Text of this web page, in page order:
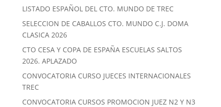
LISTADO ESPAÑOL DEL CTO. MUNDO DE TREC
SELECCION DE CABALLOS CTO. MUNDO C.J. DOMA
CLASICA 2026
CTO CESA Y COPA DE ESPAÑA ESCUELAS SALTOS
2026. APLAZADO
CONVOCATORIA CURSO JUECES INTERNACIONALES
TREC
CONVOCATORIA CURSOS PROMOCION JUEZ N2 Y N3